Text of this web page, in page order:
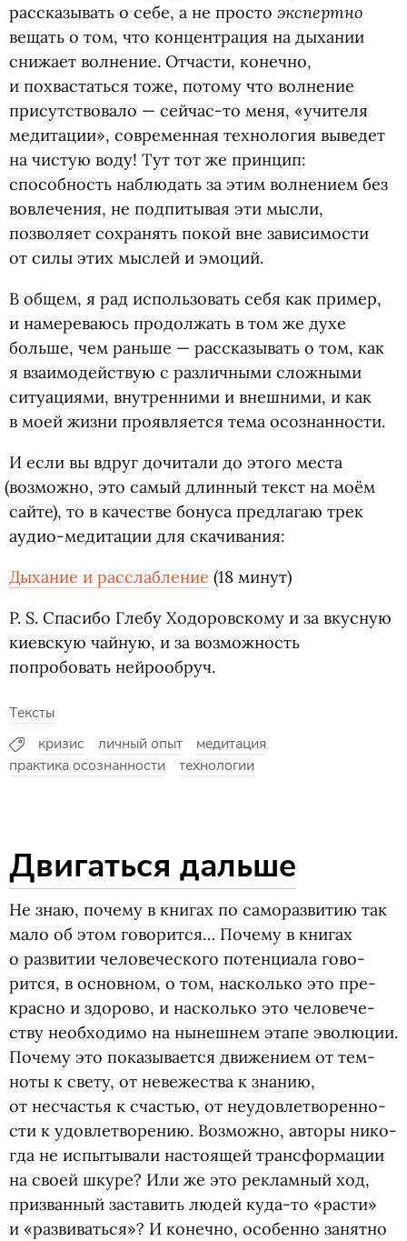
рассказывать о себе, а не просто экспертно
вещать о том, что концентрация на дыхании
снижает волнение. Отчасти, конечно,
и похвастаться тоже, потому что волнение
присутствовало — сейчас-то меня, «учителя
медитации», современная технология выведет
на чистую воду! Тут тот же принцип:
способность наблюдать за этим волнением без
вовлечения, не подпитывая эти мысли,
позволяет сохранять покой вне зависимости
от силы этих мыслей и эмоций.
В общем, я рад использовать себя как пример,
и намереваюсь продолжать в том же духе
больше, чем раньше — рассказывать о том, как
я взаимодействую с различными сложными
ситуациями, внутренними и внешними, и как
в моей жизни проявляется тема осознанности.
И если вы вдруг дочитали до этого места
(возможно, это самый длинный текст на моём
сайте), то в качестве бонуса предлагаю трек
аудио-медитации для скачивания:
Дыхание и расслабление (18 минут)
P. S. Спасибо Глебу Ходоровскому и за вкусную
киевскую чайную, и за возможность
попробовать нейрообруч.
Тексты
кризис
личный опыт
медитация
практика осознанности
технологии
Двигаться дальше
Не знаю, почему в кни­гах по само­раз­ви­тию так
мало об этом гово­рится… Почему в кни­гах
о раз­ви­тии чело­ве­че­ского потен­ци­ала гово­
рится, в основ­ном, о том, насколько это пре­
красно и здо­рово, и насколько это чело­ве­че­
ству необ­хо­димо на нынеш­нем этапе эво­лю­ции.
Почему это пока­зы­ва­ется дви­же­нием от тем­
ноты к свету, от неве­же­ства к зна­нию,
от несчастья к сча­стью, от неудо­вле­тво­рен­но­
сти к удо­вле­тво­ре­нию. Воз­можно, авторы нико­
гда не испы­ты­вали насто­я­щей транс­фор­ма­ции
на своей шкуре? Или же это реклам­ный ход,
при­зван­ный заста­вить людей куда-то «расти»
и «раз­ви­ваться»? И конечно, осо­бенно занятно